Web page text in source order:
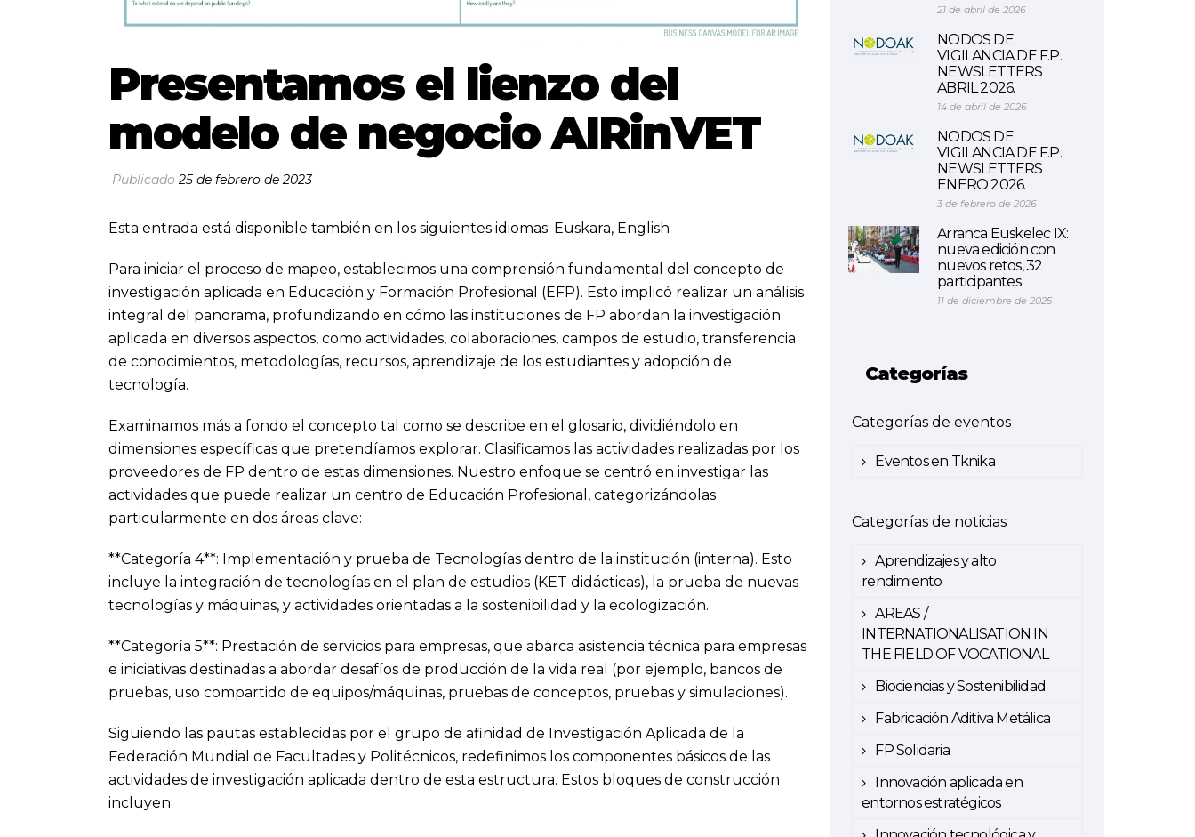
Presentamos el lienzo del
modelo de negocio AIRinVET
Publicado25 de febrero de 2023
Esta entrada está disponible también en los siguientes idiomas: Euskara, English
Para iniciar el proceso de mapeo, establecimos una comprensión fundamental del concepto de
investigación aplicada en Educación y Formación Profesional (EFP). Esto implicó realizar un análisis
integral del panorama, profundizando en cómo las instituciones de FP abordan la investigación
aplicada en diversos aspectos, como actividades, colaboraciones, campos de estudio, transferencia
de conocimientos, metodologías, recursos, aprendizaje de los estudiantes y adopción de
tecnología.
Examinamos más a fondo el concepto tal como se describe en el glosario, dividiéndolo en
dimensiones específicas que pretendíamos explorar. Clasificamos las actividades realizadas por los
proveedores de FP dentro de estas dimensiones. Nuestro enfoque se centró en investigar las
actividades que puede realizar un centro de Educación Profesional, categorizándolas
particularmente en dos áreas clave:
**Categoría 4**: Implementación y prueba de Tecnologías dentro de la institución (interna). Esto
incluye la integración de tecnologías en el plan de estudios (KET didácticas), la prueba de nuevas
tecnologías y máquinas, y actividades orientadas a la sostenibilidad y la ecologización.
**Categoría 5**: Prestación de servicios para empresas, que abarca asistencia técnica para empresas
e iniciativas destinadas a abordar desafíos de producción de la vida real (por ejemplo, bancos de
pruebas, uso compartido de equipos/máquinas, pruebas de conceptos, pruebas y simulaciones).
Siguiendo las pautas establecidas por el grupo de afinidad de Investigación Aplicada de la
Federación Mundial de Facultades y Politécnicos, redefinimos los componentes básicos de las
actividades de investigación aplicada dentro de esta estructura. Estos bloques de construcción
incluyen:
21 de abril de 2026
NODOS DE
VIGILANCIA DE F.P.
NEWSLETTERS
ABRIL 2026.
14 de abril de 2026
NODOS DE
VIGILANCIA DE F.P.
NEWSLETTERS
ENERO 2026.
3 de febrero de 2026
Arranca Euskelec IX:
nueva edición con
nuevos retos, 32
participantes
11 de diciembre de 2025
Categorías
Categorías de eventos
Eventos en Tknika
Categorías de noticias
Aprendizajes y alto
rendimiento
AREAS /
INTERNATIONALISATION IN
THE FIELD OF VOCATIONAL
Biociencias y Sostenibilidad
Fabricación Aditiva Metálica
FP Solidaria
Innovación aplicada en
entornos estratégicos